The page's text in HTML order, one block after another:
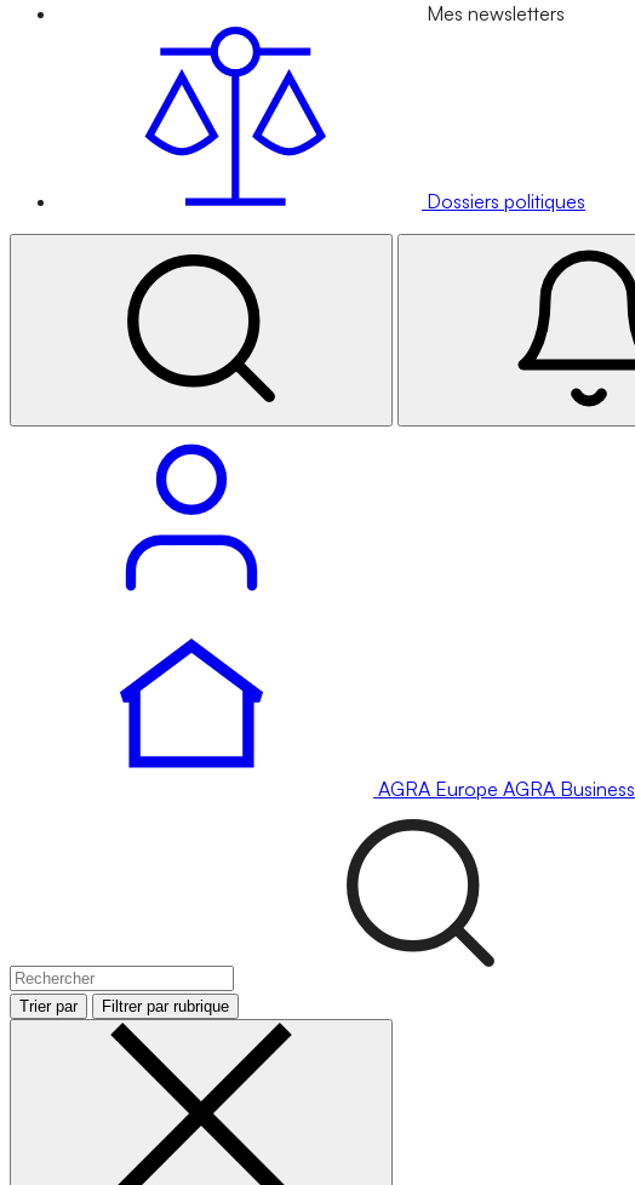
Mes newsletters
Dossiers politiques
AGRA Europe AGRA Business
Trier par Filtrer par rubrique